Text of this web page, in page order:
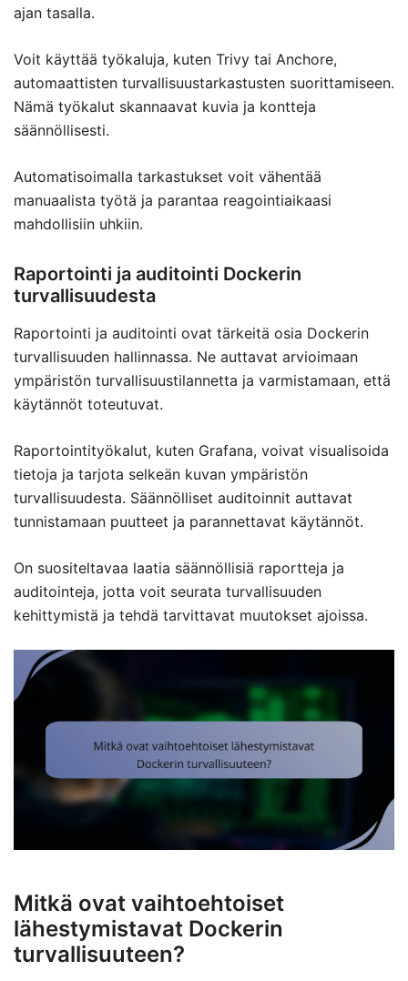
ajan tasalla.
Voit käyttää työkaluja, kuten Trivy tai Anchore,
automaattisten turvallisuustarkastusten suorittamiseen.
Nämä työkalut skannaavat kuvia ja kontteja
säännöllisesti.
Automatisoimalla tarkastukset voit vähentää
manuaalista työtä ja parantaa reagointiaikaasi
mahdollisiin uhkiin.
Raportointi ja auditointi Dockerin
turvallisuudesta
Raportointi ja auditointi ovat tärkeitä osia Dockerin
turvallisuuden hallinnassa. Ne auttavat arvioimaan
ympäristön turvallisuustilannetta ja varmistamaan, että
käytännöt toteutuvat.
Raportointityökalut, kuten Grafana, voivat visualisoida
tietoja ja tarjota selkeän kuvan ympäristön
turvallisuudesta. Säännölliset auditoinnit auttavat
tunnistamaan puutteet ja parannettavat käytännöt.
On suositeltavaa laatia säännöllisiä raportteja ja
auditointeja, jotta voit seurata turvallisuuden
kehittymistä ja tehdä tarvittavat muutokset ajoissa.
Mitkä ovat vaihtoehtoiset
lähestymistavat Dockerin
turvallisuuteen?